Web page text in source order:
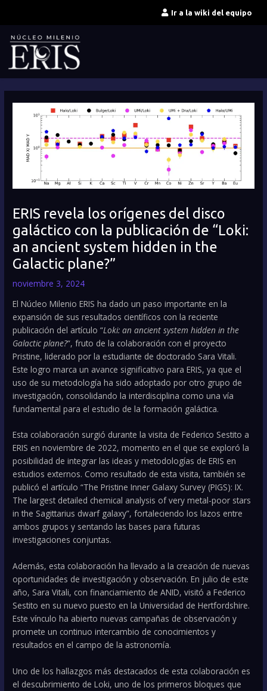
contenido
Ir a la wiki del equipo
ERIS revela los orígenes del disco
galáctico con la publicación de “Loki:
an ancient system hidden in the
Galactic plane?”
noviembre 3, 2024
El Núcleo Milenio ERIS ha dado un paso importante en la
expansión de sus resultados científicos con la reciente
publicación del artículo “Loki: an ancient system hidden in the
Galactic plane?“, fruto de la colaboración con el proyecto
Pristine, liderado por la estudiante de doctorado Sara Vitali.
Este logro marca un avance significativo para ERIS, ya que el
uso de su metodología ha sido adoptado por otro grupo de
investigación, consolidando la interdisciplina como una vía
fundamental para el estudio de la formación galáctica.
Esta colaboración surgió durante la visita de Federico Sestito a
ERIS en noviembre de 2022, momento en el que se exploró la
posibilidad de integrar las ideas y metodologías de ERIS en
estudios externos. Como resultado de esta visita, también se
publicó el artículo “The Pristine Inner Galaxy Survey (PIGS): IX.
The largest detailed chemical analysis of very metal-poor stars
in the Sagittarius dwarf galaxy”, fortaleciendo los lazos entre
ambos grupos y sentando las bases para futuras
investigaciones conjuntas.
Además, esta colaboración ha llevado a la creación de nuevas
oportunidades de investigación y observación. En julio de este
año, Sara Vitali, con financiamiento de ANID, visitó a Federico
Sestito en su nuevo puesto en la Universidad de Hertfordshire.
Este vínculo ha abierto nuevas campañas de observación y
promete un continuo intercambio de conocimientos y
resultados en el campo de la astronomía.
Uno de los hallazgos más destacados de esta colaboración es
el descubrimiento de Loki, uno de los primeros bloques que